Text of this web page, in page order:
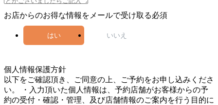
お店からのお得な情報をメールで受け取る必須
はい いいえ
個人情報保護方針
以下をご確認頂き、ご同意の上、ご予約をお申し込みくださ
い。 ・入力頂いた個人情報は、予約店舗がお客様からの予
約の受付・確認・管理、及び店舗情報のご案内を行う目的に